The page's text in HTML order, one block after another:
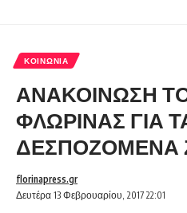
ΚΟΙΝΩΝΊΑ
ΑΝΑΚΟΙΝΩΣΗ
ΦΛΩΡΙΝΑΣ ΓΙΑ
ΔΕΣΠΟΖΟΜΕΝΑ
Δευτέρα 13 Φεβρουαρίου, 2017 22:01
florinapress.gr